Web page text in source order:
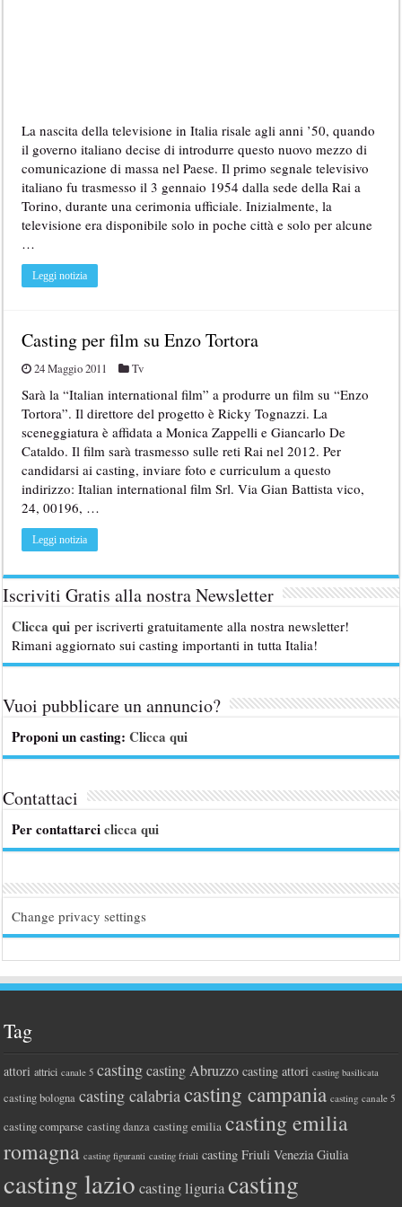
La nascita della televisione in Italia risale agli anni ’50, quando
il governo italiano decise di introdurre questo nuovo mezzo di
comunicazione di massa nel Paese. Il primo segnale televisivo
italiano fu trasmesso il 3 gennaio 1954 dalla sede della Rai a
Torino, durante una cerimonia ufficiale. Inizialmente, la
televisione era disponibile solo in poche città e solo per alcune
…
Leggi notizia
Casting per film su Enzo Tortora
24 Maggio 2011 Tv
Sarà la “Italian international film” a produrre un film su “Enzo
Tortora”. Il direttore del progetto è Ricky Tognazzi. La
sceneggiatura è affidata a Monica Zappelli e Giancarlo De
Cataldo. Il film sarà trasmesso sulle reti Rai nel 2012. Per
candidarsi ai casting, inviare foto e curriculum a questo
indirizzo: Italian international film Srl. Via Gian Battista vico,
24, 00196, …
Leggi notizia
Iscriviti Gratis alla nostra Newsletter
Clicca qui per iscriverti gratuitamente alla nostra newsletter!
Rimani aggiornato sui casting importanti in tutta Italia!
Vuoi pubblicare un annuncio?
Proponi un casting:Clicca qui
Contattaci
Per contattarciclicca qui
Change privacy settings
Tag
attori attrici canale 5 casting casting Abruzzo casting attori casting basilicata
casting bologna casting calabriacasting campania casting canale 5
casting comparse casting danza casting emilia casting emilia
romagna casting figuranti casting friuli casting Friuli Venezia Giulia
casting lazio casting liguriacasting